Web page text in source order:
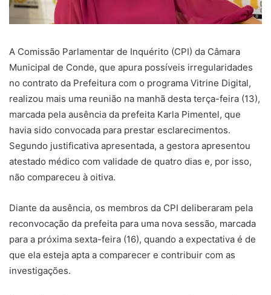
A Comissão Parlamentar de Inquérito (CPI) da Câmara
Municipal de Conde, que apura possíveis irregularidades
no contrato da Prefeitura com o programa Vitrine Digital,
realizou mais uma reunião na manhã desta terça-feira (13),
marcada pela ausência da prefeita Karla Pimentel, que
havia sido convocada para prestar esclarecimentos.
Segundo justificativa apresentada, a gestora apresentou
atestado médico com validade de quatro dias e, por isso,
não compareceu à oitiva.
Diante da ausência, os membros da CPI deliberaram pela
reconvocação da prefeita para uma nova sessão, marcada
para a próxima sexta-feira (16), quando a expectativa é de
que ela esteja apta a comparecer e contribuir com as
investigações.